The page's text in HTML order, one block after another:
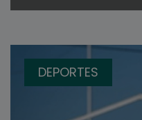
DEPORTES